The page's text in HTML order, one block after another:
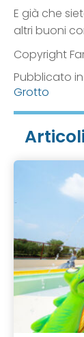
E già che
altri buoni
Copyright
Pubblicato in
Grotto